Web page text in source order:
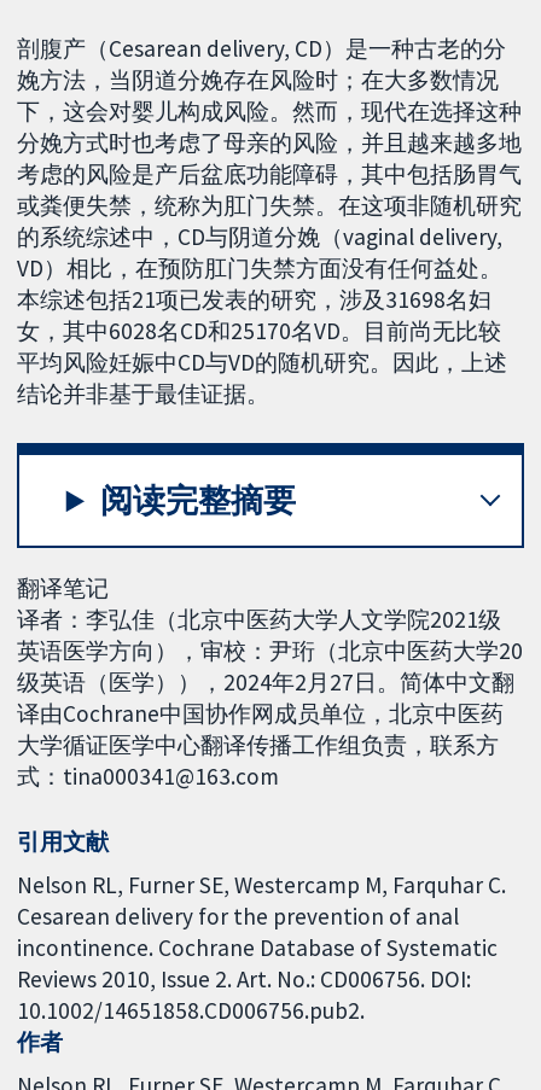
剖腹产（Cesarean delivery, CD）是一种古老的分
娩方法，当阴道分娩存在风险时；在大多数情况
下，这会对婴儿构成风险。然而，现代在选择这种
分娩方式时也考虑了母亲的风险，并且越来越多地
考虑的风险是产后盆底功能障碍，其中包括肠胃气
或粪便失禁，统称为肛门失禁。在这项非随机研究
的系统综述中，CD与阴道分娩（vaginal delivery,
VD）相比，在预防肛门失禁方面没有任何益处。
本综述包括21项已发表的研究，涉及31698名妇
女，其中6028名CD和25170名VD。目前尚无比较
平均风险妊娠中CD与VD的随机研究。因此，上述
结论并非基于最佳证据。
阅读完整摘要
翻译笔记
译者：李弘佳（北京中医药大学人文学院2021级
英语医学方向），审校：尹珩（北京中医药大学20
级英语（医学）），2024年2月27日。简体中文翻
译由Cochrane中国协作网成员单位，北京中医药
大学循证医学中心翻译传播工作组负责，联系方
式：tina000341@163.com
引用文献
Nelson RL, Furner SE, Westercamp M, Farquhar C.
Cesarean delivery for the prevention of anal
incontinence. Cochrane Database of Systematic
Reviews 2010, Issue 2. Art. No.: CD006756. DOI:
10.1002/14651858.CD006756.pub2.
作者